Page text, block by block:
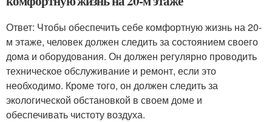
Ответ: Чтобы обеспечить себе комфортную жизнь на 20-
м этаже, человек должен следить за состоянием своего
дома и оборудования. Он должен регулярно проводить
техническое обслуживание и ремонт, если это
необходимо. Кроме того, он должен следить за
экологической обстановкой в своем доме и
обеспечивать чистоту воздуха.